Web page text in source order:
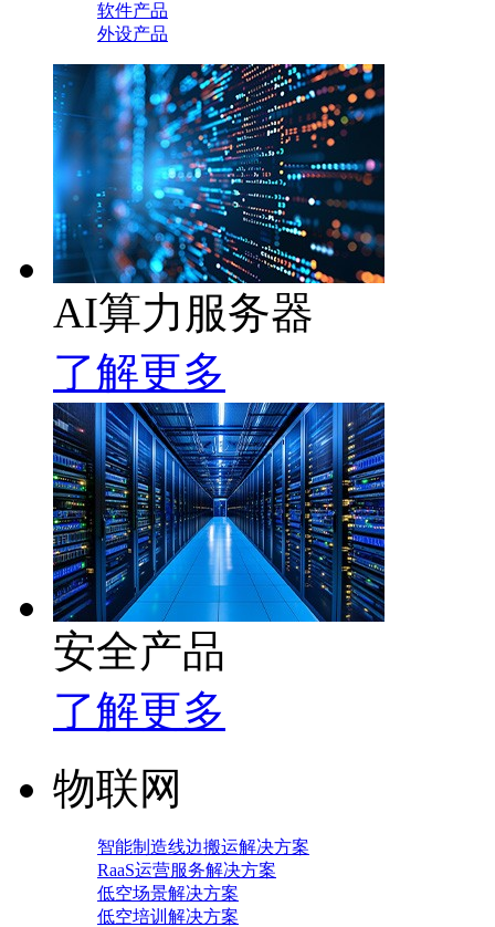
软件产品
外设产品
AI算力服务器
了解更多
安全产品
了解更多
物联网
智能制造线边搬运解决方案
RaaS运营服务解决方案
低空场景解决方案
低空培训解决方案